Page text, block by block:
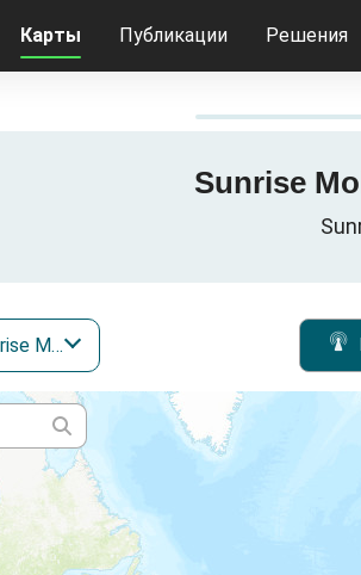
Карты Публикации Решения
Sunrise
Sunrise Mobile